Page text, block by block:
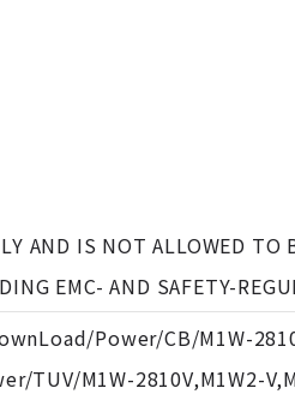
AND IS NOT ALLOWED TO
EMC- AND SAFETY-
Power/CB/M1W-
M1W-2810V,M1W2-